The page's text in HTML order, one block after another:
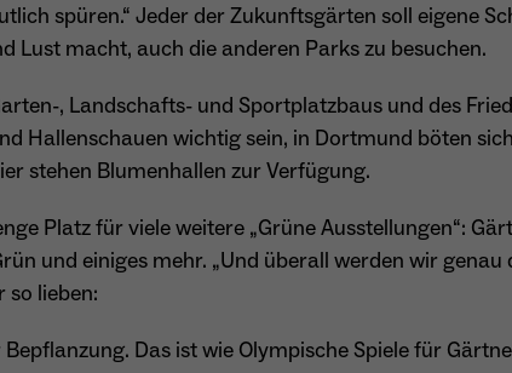
Platforms Inc. (Facebook)
personalisierter Werbung - Messung
Conversions aus Facebook-/Instagram-Werbung
spüren.“ Jeder der Zukunftsgärten soll eigene
Lust macht, auch die anderen Parks zu besuchen.
, Landschafts- und Sportplatzbaus und des
Hallenschauen wichtig sein, in Dortmund böten
stehen Blumenhallen zur Verfügung.
Platz für viele weitere „Grüne Ausstellungen“:
und einiges mehr. „Und überall werden wir genau
so lieben:
Das ist wie Olympische Spiele für